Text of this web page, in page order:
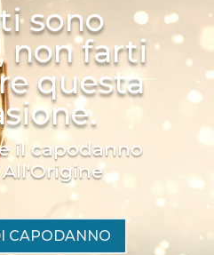
sono
farti
questa
il capodanno
CAPODANNO